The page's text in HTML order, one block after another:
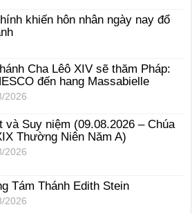
khiến hôn nhân ngày nay đổ
Cha Lêô XIV sẽ thăm Pháp:
đến hang Massabielle
2026
và Suy niệm (09.08.2026 – Chúa
Thường Niên Năm A)
2026
Tám Thánh Edith Stein
2026